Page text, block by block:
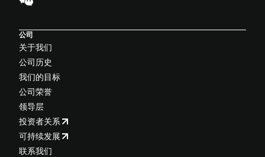
公司
关于我们
公司历史
我们的目标
公司荣誉
领导层
投资者关系
可持续发展
联系我们